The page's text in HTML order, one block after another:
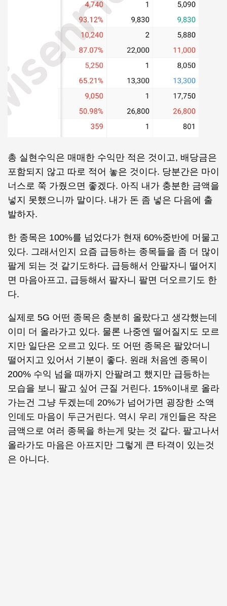
총 실현수익은 매매한 수익만 적은 것이고, 배당금은
포함되지 않고 따로 적어 놓은 것이다. 당분간은 마이
너스로 쭉 가줬으면 좋겠다. 아직 내가 충분한 금액을
넣지 못했으니까 말이다. 내가 돈 좀 넣은 다음에 출
발하자.
한 종목은 100%를 넘었다가 현재 60%중반에 머물고
있다. 그래서인지 요즘 급등하는 종목들을 좀 더 많이
팔게 되는 것 같기도하다. 급등해서 안팔자니 떨어지
면 마음아프고, 급등해서 팔자니 팔면 더오르기도 한
다.
실제로 5G 어떤 종목은 충분히 올랐다고 생각했는데
이미 더 올라가고 있다. 물론 나중엔 떨어질지도 모르
지만 일단은 오르고 있다. 또 어떤 종목은 팔았더니
떨어지고 있어서 기분이 좋다. 원래 처음엔 종목이
200% 수익 넘을 때까지 안팔려고 했지만 급등하는
모습을 보니 팔고 싶어 근질 거린다. 15%이내로 올라
가는건 그냥 두겠는데 20%가 넘어가면 굉장한 소액
인데도 마음이 두근거린다. 역시 우리 개인들은 작은
금액으로 여러 종목을 하는게 맞는 것 같다. 팔고나서
올라가도 마음은 아프지만 그렇게 큰 타격이 있는것
은 아니다.